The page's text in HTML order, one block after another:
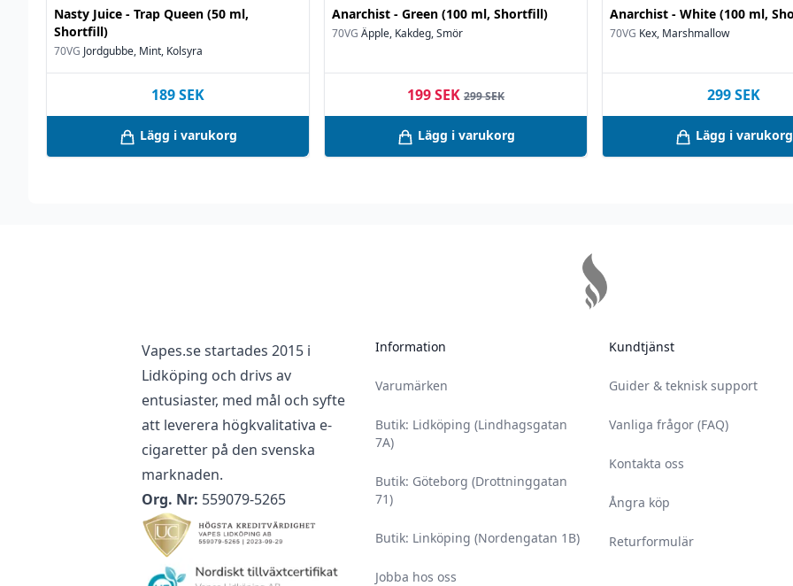
Nasty Juice - Trap Queen (50 ml,
Shortfill)
70VG Jordgubbe, Mint, Kolsyra
189SEK
Lägg i varukorg
Anarchist - Green (100 ml, Shortfill)
70VG Äpple, Kakdeg, Smör
199 SEK 299 SEK
Lägg i varukorg
Anarchist - White (100 ml,
70VG Kex, Marshmallow
299SEK
Lägg i varukorg
Vapes.se startades 2015 i
Lidköping och drivs av
entusiaster, med mål och syfte
att leverera högkvalitativa e-
cigaretter på den svenska
marknaden.
Org. Nr: 559079-5265
Information
Varumärken
Butik: Lidköping (Lindhagsgatan
7A)
Butik: Göteborg (Drottninggatan
71)
Butik: Linköping (Nordengatan 1B)
Jobba hos oss
Kundtjänst
Guider & teknisk support
Vanliga frågor (FAQ)
Kontakta oss
Ångra köp
Returformulär